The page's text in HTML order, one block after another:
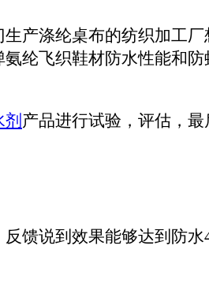
产涤纶桌布的纺织加工厂
氨纶飞织鞋材防水性能和
产品进行试验，评估， 最
馈说到效果能够达到防水